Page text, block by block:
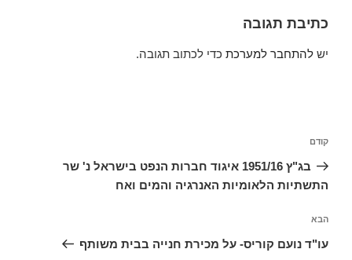
כתיבת תגובה
יש להתחבר למערכת כדי לכתוב תגובה.
הפוסט
הקודם
קודם
בג"ץ 1951/16 איגוד חברות הנפט בישראל נ' שר
התשתיות הלאומיות האנרגיה והמים ואח
הפוסט
הבא
הבא
עו"ד נועם קוריס- על מכירת חנייה בבית משותף